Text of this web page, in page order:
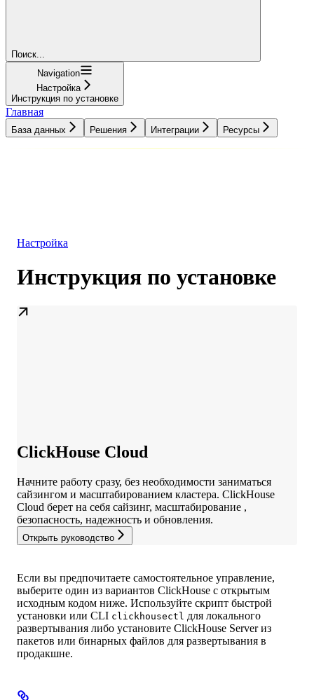
Поиск...
Navigation
Настройка
Инструкция по установке
Главная
База данных Решения Интеграции Ресурсы
Настройка
Инструкция по установке
ClickHouse Cloud
Начните работу сразу, без необходимости заниматься
сайзингом и масштабированием кластера. ClickHouse
Cloud берет на себя сайзинг, масштабирование ,
безопасность, надежность и обновления.
Открыть руководство
Если вы предпочитаете самостоятельное управление,
выберите один из вариантов ClickHouse с открытым
исходным кодом ниже. Используйте скрипт быстрой
установки или CLI clickhousectl для локального
развертывания либо установите ClickHouse Server из
пакетов или бинарных файлов для развертывания в
продакшне.